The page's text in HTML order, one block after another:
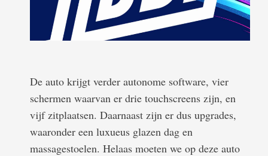
De auto krijgt verder autonome software, vier
schermen waarvan er drie touchscreens zijn, en
vijf zitplaatsen. Daarnaast zijn er dus upgrades,
waaronder een luxueus glazen dag en
massagestoelen. Helaas moeten we op deze auto